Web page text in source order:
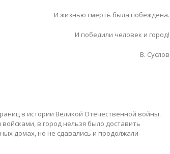
И жизнью смерть была побеждена.
И победили человек и город!
В. Суслов
в истории Великой Отечественной войны.
в город нельзя было доставить
домах, но не сдавались и продолжали